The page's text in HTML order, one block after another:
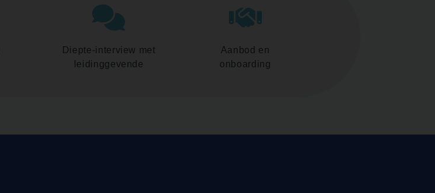
Diepte-interview met
leidinggevende
Aanbod en
onboarding